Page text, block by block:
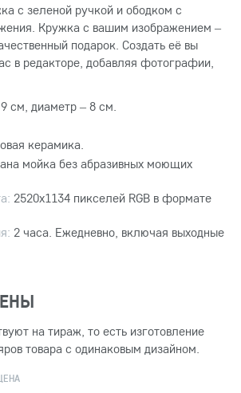
с зеленой ручкой и ободком с
Кружка с вашим изображением –
подарок. Создать её вы
в редакторе, добавляя фотографии,
см, диаметр – 8 см.
керамика.
мойка без абразивных моющих
2520x1134 пикселей RGB в формате
2 часа. Ежедневно, включая выходные
на тираж, то есть изготовление
товара с одинаковым дизайном.